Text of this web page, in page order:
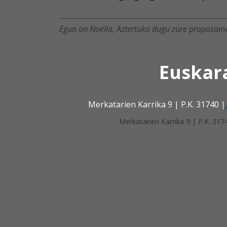
Merkatarien Karrika 9 | P.K. 31740 |
Egun on Noelia, Aztertuko dugu zure
Merkatarien Karrika 9 | P.K.